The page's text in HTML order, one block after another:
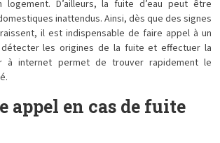
logement. D’ailleurs, la fuite d’eau peut être
inattendus. Ainsi, dès que des signes
il est indispensable de faire appel à un
les origines de la fuite et effectuer la
à internet permet de trouver rapidement le
appel en cas de fuite